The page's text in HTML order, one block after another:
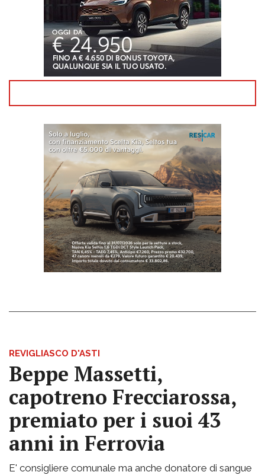
REVIGLIASCO D'ASTI
Beppe Massetti,
capotreno Frecciarossa,
premiato per i suoi 43
anni in Ferrovia
E' consigliere comunale ma anche donatore di sangue